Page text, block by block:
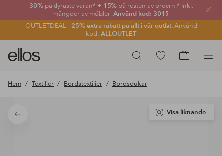
30% på dyraste varan* + 15% på resten av ordern.* Inkl.
mängder av möbler! Använd kod: 3015
OUTLETDEAL - 25% extra rabatt på allt i vår outlet.Använd
kod: ALLOUTLET
Sök
Ellos
logotyp
gå
förstasidan
Gå
Hem Textilier Bordstextilier Bordsdukar
Tillbaka
Visa liknande